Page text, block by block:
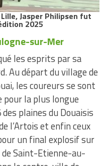
Jasper Philipsen fut
2025
sur-Mer
les esprits par sa
Au départ du village de
les coureurs se sont
pour la plus longue
plaines du Douaisis
l’Artois et enfin ceux
un final explosif sur
Saint-Etienne-au-